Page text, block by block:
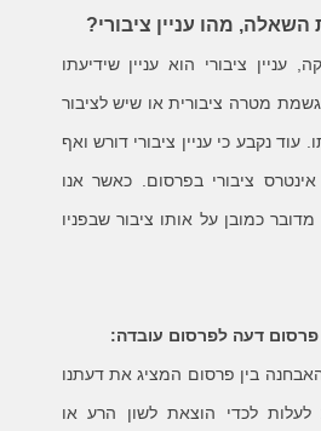
מהו עניין ציבורי?
ציבורי הוא עניין שידיעתו
מטרה ציבורית או שיש לציבור
עוד נקבע כי עניין ציבורי דורש ואף
ציבורי בפרסום. כאשר אנו
מדובר כמובן על אותו ציבור שבפניו
דעה לפרסום עובדה:
בין פרסום המציג את דעתנו
לעלות לכדי הוצאת לשון הרע או